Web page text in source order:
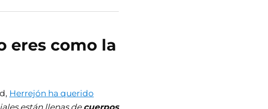
eres como la
Herrejón ha querido